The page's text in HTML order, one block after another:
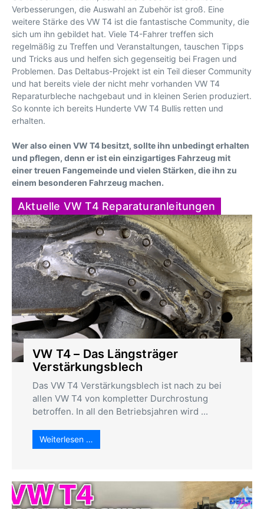
Verbesserungen, die Auswahl an Zubehör ist groß. Eine
weitere Stärke des VW T4 ist die fantastische Community, die
sich um ihn gebildet hat. Viele T4-Fahrer treffen sich
regelmäßig zu Treffen und Veranstaltungen, tauschen Tipps
und Tricks aus und helfen sich gegenseitig bei Fragen und
Problemen. Das Deltabus-Projekt ist ein Teil dieser Community
und hat bereits viele der nicht mehr vorhanden VW T4
Reparaturbleche nachgebaut und in kleinen Serien produziert.
So konnte ich bereits Hunderte VW T4 Bullis retten und
erhalten.
Wer also einen VW T4 besitzt, sollte ihn unbedingt erhalten
und pflegen, denn er ist ein einzigartiges Fahrzeug mit
einer treuen Fangemeinde und vielen Stärken, die ihn zu
einem besonderen Fahrzeug machen.
Aktuelle VW T4 Reparaturanleitungen
VW T4 – Das Längsträger
Verstärkungsblech
Das VW T4 Verstärkungsblech ist nach zu bei
allen VW T4 von kompletter Durchrostung
betroffen. In all den Betriebsjahren wird ...
Weiterlesen …